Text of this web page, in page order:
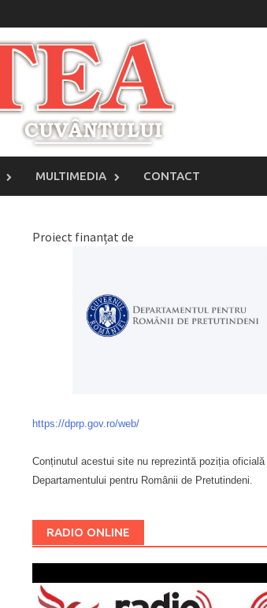
MULTIMEDIA CONTACT
Proiect finanțat de
https://dprp.gov.ro/web/
Conținutul acestui site nu reprezintă poziția oficială
Departamentului pentru Românii de Pretutindeni.
RADIO ONLINE